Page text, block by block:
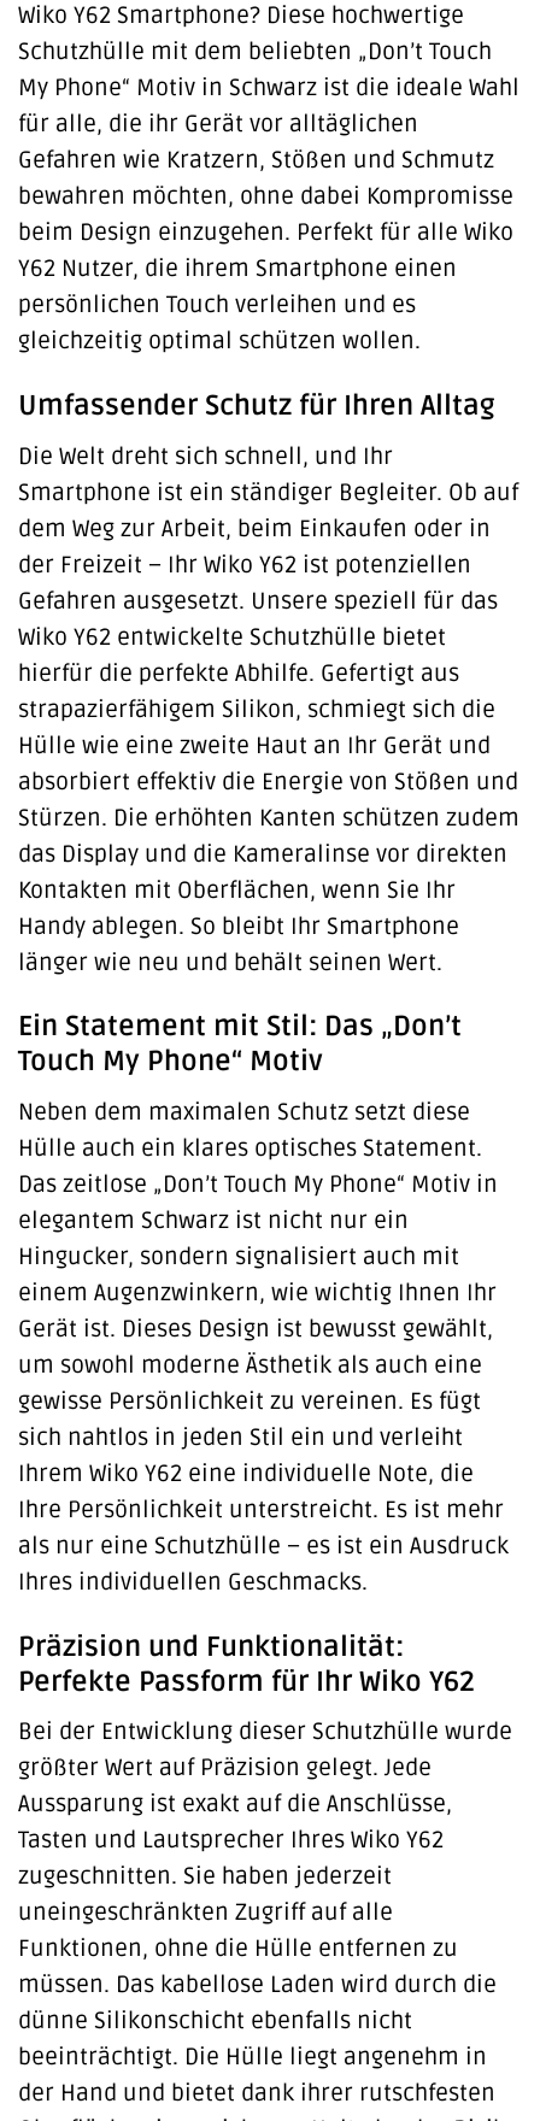
Wiko Y62 Smartphone? Diese hochwertige
Schutzhülle mit dem beliebten „Don’t Touch
My Phone“ Motiv in Schwarz ist die ideale Wahl
für alle, die ihr Gerät vor alltäglichen
Gefahren wie Kratzern, Stößen und Schmutz
bewahren möchten, ohne dabei Kompromisse
beim Design einzugehen. Perfekt für alle Wiko
Y62 Nutzer, die ihrem Smartphone einen
persönlichen Touch verleihen und es
gleichzeitig optimal schützen wollen.
Umfassender Schutz für Ihren Alltag
Die Welt dreht sich schnell, und Ihr
Smartphone ist ein ständiger Begleiter. Ob auf
dem Weg zur Arbeit, beim Einkaufen oder in
der Freizeit – Ihr Wiko Y62 ist potenziellen
Gefahren ausgesetzt. Unsere speziell für das
Wiko Y62 entwickelte Schutzhülle bietet
hierfür die perfekte Abhilfe. Gefertigt aus
strapazierfähigem Silikon, schmiegt sich die
Hülle wie eine zweite Haut an Ihr Gerät und
absorbiert effektiv die Energie von Stößen und
Stürzen. Die erhöhten Kanten schützen zudem
das Display und die Kameralinse vor direkten
Kontakten mit Oberflächen, wenn Sie Ihr
Handy ablegen. So bleibt Ihr Smartphone
länger wie neu und behält seinen Wert.
Ein Statement mit Stil: Das „Don’t
Touch My Phone“ Motiv
Neben dem maximalen Schutz setzt diese
Hülle auch ein klares optisches Statement.
Das zeitlose „Don’t Touch My Phone“ Motiv in
elegantem Schwarz ist nicht nur ein
Hingucker, sondern signalisiert auch mit
einem Augenzwinkern, wie wichtig Ihnen Ihr
Gerät ist. Dieses Design ist bewusst gewählt,
um sowohl moderne Ästhetik als auch eine
gewisse Persönlichkeit zu vereinen. Es fügt
sich nahtlos in jeden Stil ein und verleiht
Ihrem Wiko Y62 eine individuelle Note, die
Ihre Persönlichkeit unterstreicht. Es ist mehr
als nur eine Schutzhülle – es ist ein Ausdruck
Ihres individuellen Geschmacks.
Präzision und Funktionalität:
Perfekte Passform für Ihr Wiko Y62
Bei der Entwicklung dieser Schutzhülle wurde
größter Wert auf Präzision gelegt. Jede
Aussparung ist exakt auf die Anschlüsse,
Tasten und Lautsprecher Ihres Wiko Y62
zugeschnitten. Sie haben jederzeit
uneingeschränkten Zugriff auf alle
Funktionen, ohne die Hülle entfernen zu
müssen. Das kabellose Laden wird durch die
dünne Silikonschicht ebenfalls nicht
beeinträchtigt. Die Hülle liegt angenehm in
der Hand und bietet dank ihrer rutschfesten